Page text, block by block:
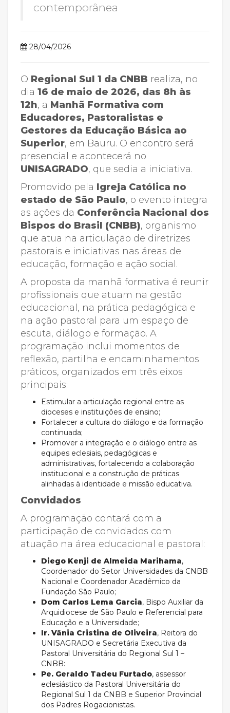
contemporânea
28/04/2026
O Regional Sul 1 da CNBB realiza, no
dia 16 de maio de 2026, das 8h às
12h, a Manhã Formativa com
Educadores, Pastoralistas e
Gestores da Educação Básica ao
Superior, em Bauru. O encontro será
presencial e acontecerá no
UNISAGRADO, que sedia a iniciativa.
Promovido pela Igreja Católica no
estado de São Paulo, o evento integra
as ações da Conferência Nacional dos
Bispos do Brasil (CNBB), organismo
que atua na articulação de diretrizes
pastorais e iniciativas nas áreas de
educação, formação e ação social.
A proposta da manhã formativa é reunir
profissionais que atuam na gestão
educacional, na prática pedagógica e
na ação pastoral para um espaço de
escuta, diálogo e formação. A
programação inclui momentos de
reflexão, partilha e encaminhamentos
práticos, organizados em três eixos
principais:
Estimular a articulação regional entre as
dioceses e instituições de ensino;
Fortalecer a cultura do diálogo e da formação
continuada;
Promover a integração e o diálogo entre as
equipes eclesiais, pedagógicas e
administrativas, fortalecendo a colaboração
institucional e a construção de práticas
alinhadas à identidade e missão educativa.
Convidados
A programação contará com a
participação de convidados com
atuação na área educacional e pastoral:
Diego Kenji de Almeida Marihama,
Coordenador do Setor Universidades da CNBB
Nacional e Coordenador Acadêmico da
Fundação São Paulo;
Dom Carlos Lema Garcia, Bispo Auxiliar da
Arquidiocese de São Paulo e Referencial para
Educação e a Universidade;
Ir. Vânia Cristina de Oliveira, Reitora do
UNISAGRADO e Secretária Executiva da
Pastoral Universitária do Regional Sul 1 –
CNBB:
Pe. Geraldo Tadeu Furtado, assessor
eclesiástico da Pastoral Universitária do
Regional Sul 1 da CNBB e Superior Provincial
dos Padres Rogacionistas.